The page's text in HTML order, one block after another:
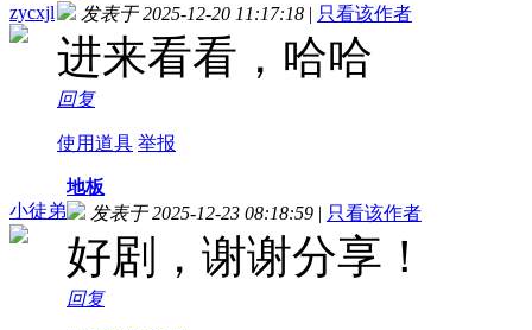
zycxjl
发表于 2025-12-20 11:17:18 | 只看该作者
进来看看，哈哈
回复
使用道具 举报
小徒弟
地板
发表于 2025-12-23 08:18:59 | 只看该作者
好剧，谢谢分享！
回复